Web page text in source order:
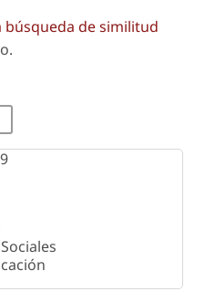
búsqueda de similitud